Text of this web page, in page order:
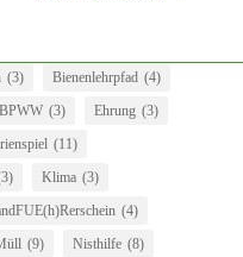
(3) Bienenlehrpfad (4)
BPWW (3) Ehrung (3)
(11)
Klima (3)
(4)
(9) Nisthilfe (8)